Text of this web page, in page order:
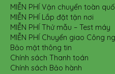
MIỄN PHÍ Vận chuyển toàn
MIỄN PHÍ Lắp đặt tận nơi
MIỄN PHÍ Thử mẫu – Test máy
MIỄN PHÍ Chuyển giao Công
Bảo mật thông tin
Chính sách Thanh toán
Chính sách Bảo hành